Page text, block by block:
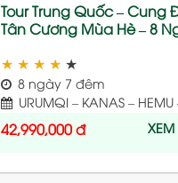
Tour Trung Quốc – Cung
Tân Cương Mùa Hè – 8
★ ★ ★ ★ ★
8 ngày 7 đêm
URUMQI – KANAS –
42,990,000đ XEM